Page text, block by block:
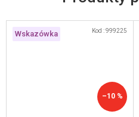
Wskazówka
–10 %
Kod :999225